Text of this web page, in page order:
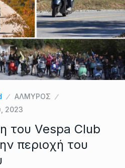
ΑΛΜΥΡΟΣ
2023
του Vespa Club
περιοχή του